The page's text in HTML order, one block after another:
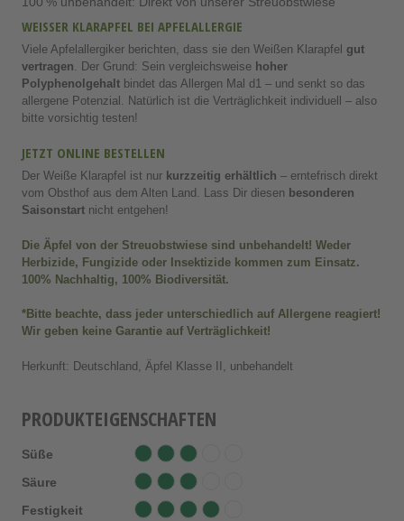
PRODUKTEIGENSCHAFTEN
Süße
Säure
Festigkeit
WEISSER KLARAPFEL BEI APFELALLERGIE
Viele Apfelallergiker berichten, dass sie den Weißen Klarapfel gut
vertragen. Der Grund: Sein vergleichsweise hoher
Polyphenolgehalt bindet das Allergen Mal d1 – und senkt so das
allergene Potenzial. Natürlich ist die Verträglichkeit individuell – also
bitte vorsichtig testen!
JETZT ONLINE BESTELLEN
Der Weiße Klarapfel ist nur kurzzeitig erhältlich – erntefrisch direkt
vom Obsthof aus dem Alten Land. Lass Dir diesen besonderen
Saisonstart nicht entgehen!
Die Äpfel von der Streuobstwiese sind unbehandelt! Weder
Herbizide, Fungizide oder Insektizide kommen zum Einsatz.
100% Nachhaltig, 100% Biodiversität.
*Bitte beachte, dass jeder unterschiedlich auf Allergene reagiert!
Wir geben keine Garantie auf Verträglichkeit!
Herkunft: Deutschland, Äpfel Klasse II, unbehandelt